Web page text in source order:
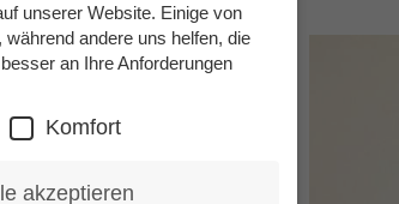
werden.
unserer Website. Einige von
andere uns helfen, die
an Ihre Anforderungen
Komfort
akzeptieren